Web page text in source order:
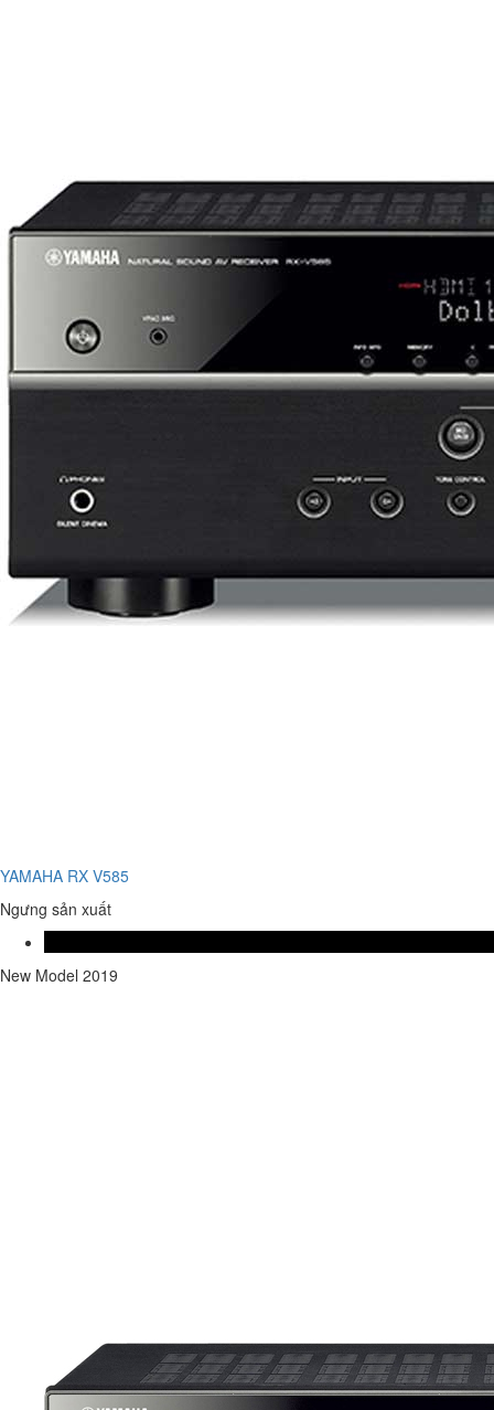
YAMAHA RX V585
Ngưng sản xuất
New Model 2019